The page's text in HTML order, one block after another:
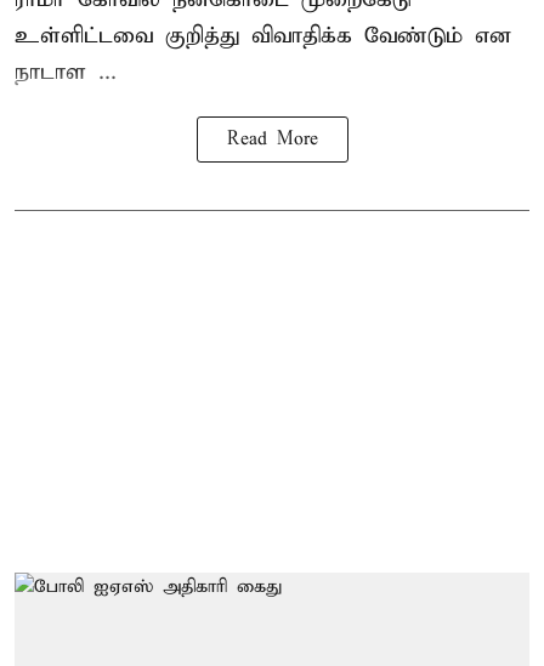
உள்ளிட்டவை குறித்து விவாதிக்க வேண்டும் என
நாடாள ...
Read More